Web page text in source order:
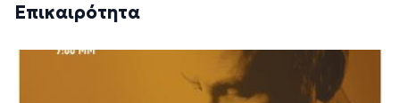
Επικαιρότητα